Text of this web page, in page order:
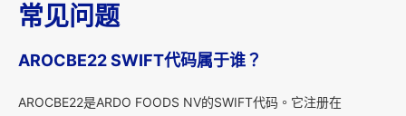
常见问题
AROCBE22 SWIFT代码属于谁？
AROCBE22是ARDO FOODS NV的SWIFT代码。它注册在